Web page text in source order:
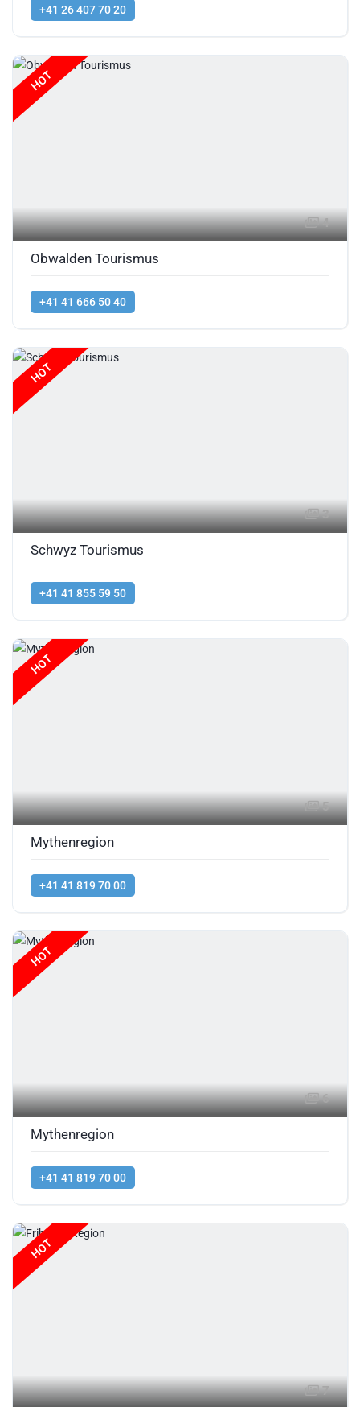
+41 26 407 70 20
HOT
4
Obwalden Tourismus
+41 41 666 50 40
HOT
3
Schwyz Tourismus
+41 41 855 59 50
HOT
5
Mythenregion
+41 41 819 70 00
HOT
6
Mythenregion
+41 41 819 70 00
HOT
7